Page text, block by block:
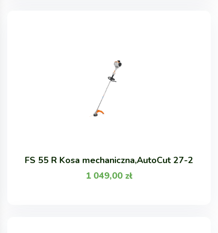
FS 55 R Kosa mechaniczna,AutoCut 27-2
1 049,00 zł